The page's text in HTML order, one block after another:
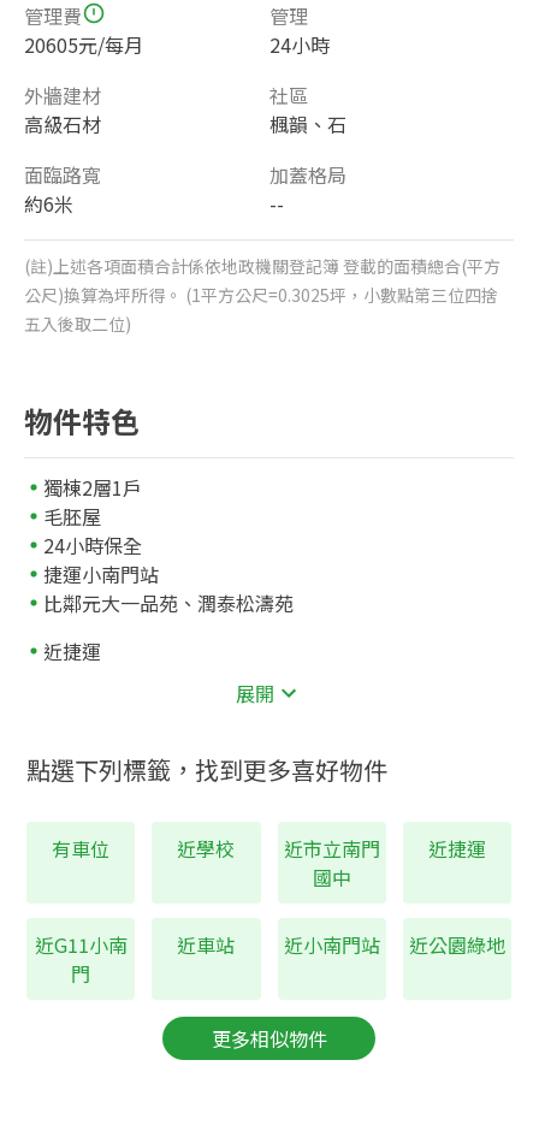
管理費
20605元/每月
管理
24小時
外牆建材
高級石材
社區
楓韻、石
面臨路寬
約6米
加蓋格局
--
(註)上述各項面積合計係依地政機關登記簿 登載的面積總合(平方
公尺)換算為坪所得。 (1平方公尺=0.3025坪，小數點第三位四捨
五入後取二位)
物件特色
獨棟2層1戶
毛胚屋
24小時保全
捷運小南門站
比鄰元大一品苑、潤泰松濤苑
近捷運
植物園196公尺
市立南門國中 84公尺
近公車站
小南門站
比鄰元大一品苑、潤泰松濤苑
捷運小南門站
展開
點選下列標籤，找到更多喜好物件
有車位 近學校
近市立南門
國中
近捷運
近G11小南
門
近車站 近小南門站 近公園綠地
更多相似物件